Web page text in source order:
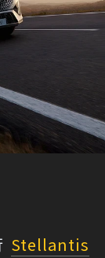
Stellantis